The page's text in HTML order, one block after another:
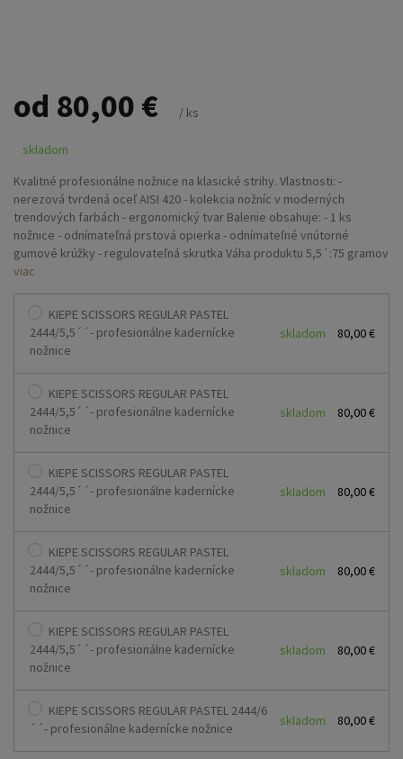
od 80,00 € / ks
skladom
Kvalitné profesionálne nožnice na klasické strihy. Vlastnosti: -
nerezová tvrdená oceľ AISI 420 - kolekcia nožníc v moderných
trendových farbách - ergonomický tvar Balenie obsahuje: - 1 ks
nožnice - odnímateľná prstová opierka - odnímateľné vnútorné
gumové krúžky - regulovateľná skrutka Váha produktu 5,5´:75 gramov
Váha balenia 5,5´´: 145 gramov Váha produktu 5,5´:71 gramov Váha
6´´: 149 gramov Varianty: 2444.5´´ - modrá, čierna, červená, zelená,
fialová 2444 5,5´´ - modrá, čierna, červená, zelená, fialová 2444 6´´ -
modrá
viac
KIEPE SCISSORS REGULAR PASTEL
2444/5,5´´- profesionálne kadernícke
nožnice
skladom 80,00 €
KIEPE SCISSORS REGULAR PASTEL
2444/5,5´´- profesionálne kadernícke
nožnice
skladom 80,00 €
KIEPE SCISSORS REGULAR PASTEL
2444/5,5´´- profesionálne kadernícke
nožnice
skladom 80,00 €
KIEPE SCISSORS REGULAR PASTEL
2444/5,5´´- profesionálne kadernícke
nožnice
skladom 80,00 €
KIEPE SCISSORS REGULAR PASTEL
2444/5,5´´- profesionálne kadernícke
nožnice
skladom 80,00 €
KIEPE SCISSORS REGULAR PASTEL 2444/6
´´- profesionálne kadernícke nožnice
skladom 80,00 €